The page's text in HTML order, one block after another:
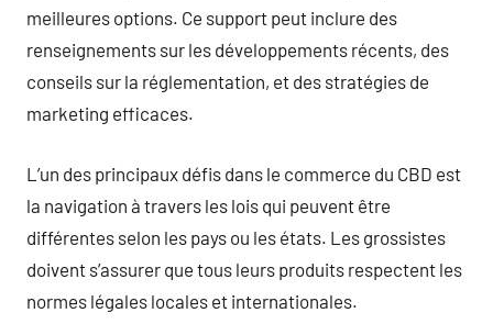
meilleures options. Ce support peut inclure des
renseignements sur les développements récents, des
conseils sur la réglementation, et des stratégies de
marketing efficaces.
L’un des principaux défis dans le commerce du CBD est
la navigation à travers les lois qui peuvent être
différentes selon les pays ou les états. Les grossistes
doivent s’assurer que tous leurs produits respectent les
normes légales locales et internationales.